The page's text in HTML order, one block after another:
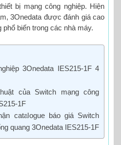
bị mạng công nghiệp. Hiện
3Onedata được đánh giá cao
biến trong các nhà máy.
3Onedata IES215-1F 4
của Switch mạng công
1F
catalogue báo giá Switch
quang 3Onedata IES215-1F